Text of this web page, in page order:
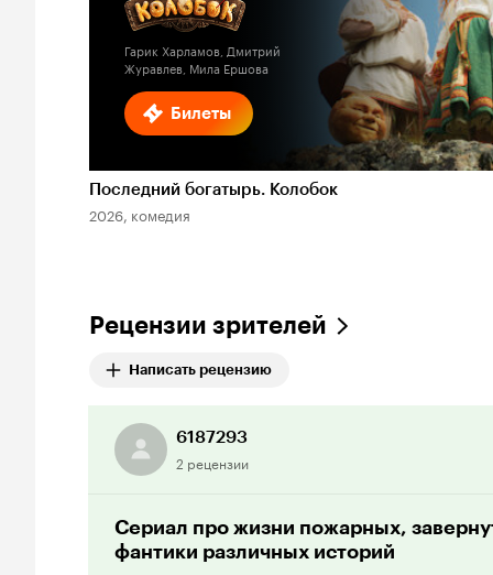
Билеты
Гарик Харламов, Дмитрий
Журавлев, Мила Ершова
Последний богатырь. Колобок
2026, комедия
Рецензии зрителей
Написать рецензию
6187293
2 рецензии
Сериал про жизни пожарных,
фантики различных историй